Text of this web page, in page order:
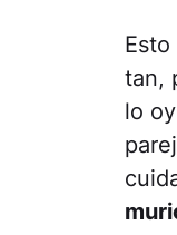
tan,
lo